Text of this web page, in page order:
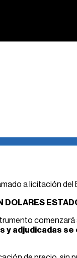
a licitación
DOLARES
comenzará
y adjudicadas